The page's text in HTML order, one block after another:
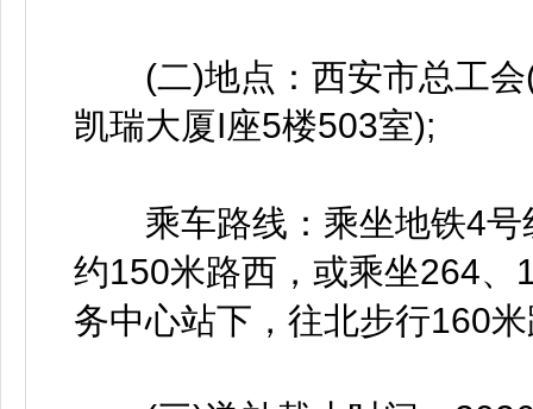
(二)地点：西安市总工会(
凯瑞大厦I座5楼503室);
乘车路线：乘坐地铁4号
约150米路西，或乘坐264
务中心站下，往北步行160